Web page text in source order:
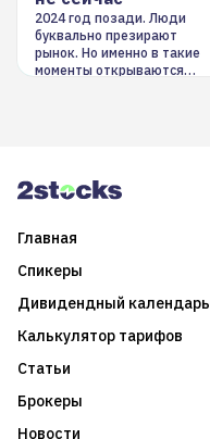
2024 год позади. Люди
буквально презирают
рынок. Но именно в такие
моменты открываются
Главная
Спикеры
Дивидендный календарь
Калькулятор тарифов
Статьи
Брокеры
Новости